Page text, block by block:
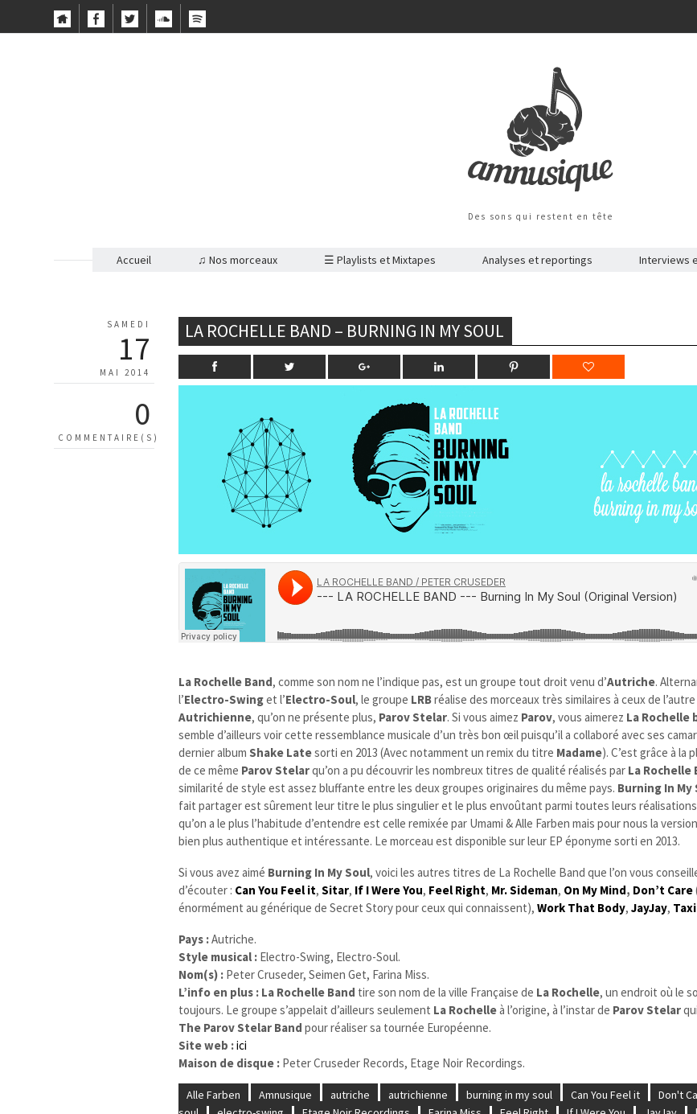
Des sons qui restent en tête
Accueil ♫ Nos morceaux ☰ Playlists et Mixtapes Analyses et reportings Interviews
SAMEDI
17
MAI 2014
0
COMMENTAIRE(S)
LA ROCHELLE BAND – BURNING IN MY SOUL
La Rochelle Band, comme son nom ne l’indique pas, est un groupe tout droit venu d’Autriche.
l’Electro-Swinget l’Electro-Soul, le groupe LRBréalise des morceaux très similaires à ceux de
Autrichienne, qu’on ne présente plus, Parov Stelar. Si vous aimez Parov, vous aimerez La Rochelle
semble d’ailleurs voir cette ressemblance musicale d’un très bon œil puisqu’il a collaboré avec ses
dernier albumShake Latesorti en 2013 (Avec notamment un remix du titre Madame). C’est grâce à la
de ce même Parov Stelarqu’on a pu découvrir les nombreux titres de qualité réalisés par La Rochelle
similarité de style est assez bluffante entre les deux groupes originaires du même pays. Burning In My
fait partager est sûrement leur titre le plus singulier et le plus envoûtant parmi toutes leurs
qu’on a le plus l’habitude d’entendre est celle remixée par Umami & Alle Farben mais pour nous la
bien plus authentique et intéressante. Le morceau est disponible sur leur EP éponyme sorti en 2013.
Si vous avez aimé Burning In My Soul, voici les autres titres de La Rochelle Band que l’on vous
d’écouter : Can You Feel it,Sitar, If I Were You, Feel Right, Mr. Sideman, On My Mind, Don’t Care
énormément au générique de Secret Story pour ceux qui connaissent),Work That Body,JayJay,
Pays :Autriche.
Style musical : Electro-Swing, Electro-Soul.
Nom(s) : Peter Cruseder, Seimen Get, Farina Miss.
L’info en plus : La Rochelle Band tire son nom de la ville Française de La Rochelle, un endroit où le
toujours. Le groupe s’appelait d’ailleurs seulement La Rochelleà l’origine, à l’instar de Parov Stelar
The Parov Stelar Band pour réaliser sa tournée Européenne.
Site web :ici
Maison de disque : Peter Cruseder Records, Etage Noir Recordings.
Alle Farben Amnusique autriche autrichienne burning in my soul Can You Feel it Don't